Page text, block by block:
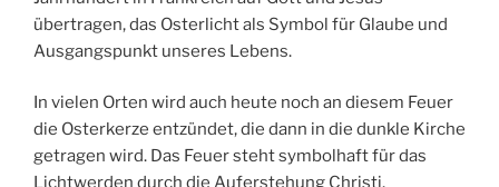
übertragen, das Osterlicht als Symbol für Glaube und
Ausgangspunkt unseres Lebens.
In vielen Orten wird auch heute noch an diesem Feuer
die Osterkerze entzündet, die dann in die dunkle Kirche
getragen wird. Das Feuer steht symbolhaft für das
Lichtwerden durch die Auferstehung Christi.